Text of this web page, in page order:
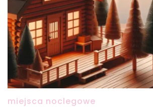
miejsca noclegowe